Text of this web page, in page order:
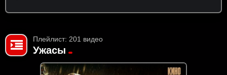
Плейлист: 201 видео
Ужасы